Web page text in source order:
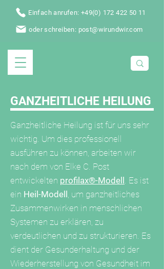
Einfach anrufen: +49(0) 172 422 50 11
oder schreiben: post@wirundwir.com
GANZHEITLICHE HEILUNG
Ganzheitliche Heilung ist für uns sehr
wichtig. Um dies professionell
ausführen zu können, arbeiten wir
nach dem von Elke C. Post
entwickelten profilax®-Modell . Es ist
ein Heil-Modell , um ganzheitliches
Zusammenwirken in menschlichen
Systemen zu erklären, zu
verdeutlichen und zu strukturieren. Es
dient der Gesunderhaltung und der
Wiederherstellung von Gesundheit im